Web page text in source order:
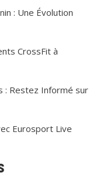
: Une Évolution
CrossFit à
: Restez Informé sur
Eurosport Live